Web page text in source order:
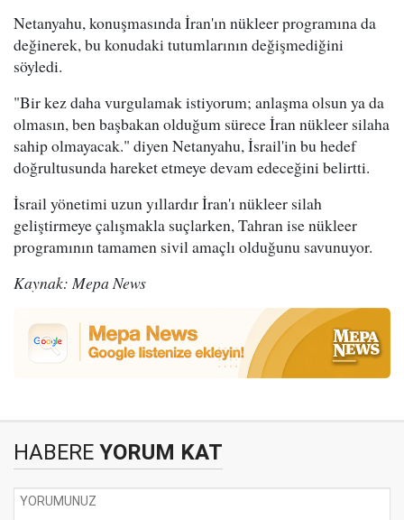
Netanyahu, konuşmasında İran'ın nükleer programına da
değinerek, bu konudaki tutumlarının değişmediğini
söyledi.
"Bir kez daha vurgulamak istiyorum; anlaşma olsun ya da
olmasın, ben başbakan olduğum sürece İran nükleer silaha
sahip olmayacak." diyen Netanyahu, İsrail'in bu hedef
doğrultusunda hareket etmeye devam edeceğini belirtti.
İsrail yönetimi uzun yıllardır İran'ı nükleer silah
geliştirmeye çalışmakla suçlarken, Tahran ise nükleer
programının tamamen sivil amaçlı olduğunu savunuyor.
Kaynak: Mepa News
HABERE YORUM KAT